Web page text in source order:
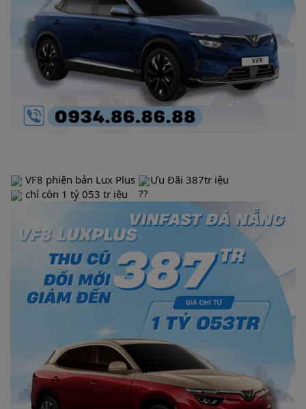
VF8 phiên bản Lux Plus
Ưu Đãi 387tr iệu
chỉ còn 1 tỷ 053 tr iệu